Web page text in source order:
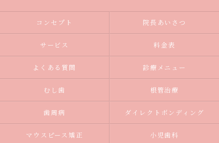
コンセプト 院長あいさつ
サービス 料金表
よくある質問 診療メニュー
むし歯 根管治療
歯周病 ダイレクトボンディング
マウスピース矯正 小児歯科